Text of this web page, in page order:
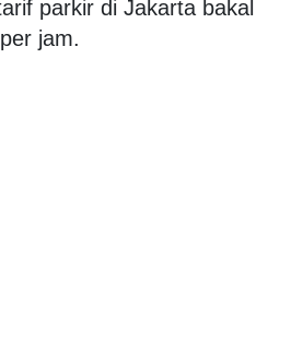
parkir di Jakarta bakal
jam.